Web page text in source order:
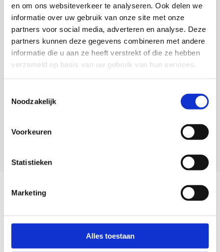
en om ons websiteverkeer te analyseren. Ook delen we
informatie over uw gebruik van onze site met onze
partners voor social media, adverteren en analyse. Deze
partners kunnen deze gegevens combineren met andere
informatie die u aan ze heeft verstrekt of die ze hebben
verzameld op basis van uw gebruik van hun services.
Noodzakelijk
Voorkeuren
Statistieken
Marketing
Alles toestaan
Klantenservice
Veelgestelde vragen
0418 680 690
service@camperhuis.nl
+31418 680 690
Usefull links
Informatie
Contactgegevens
Mis nooit meer onze aanbiedingen!